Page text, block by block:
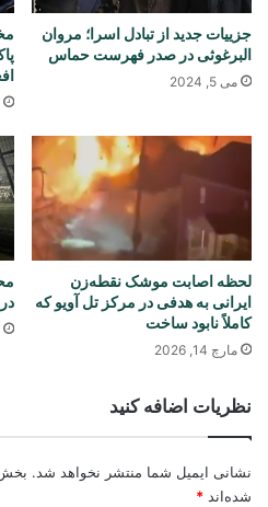
جزییات جدید از تبادل اسرا؛ مروان
البرغوثی در صدر فهرست حماس
می 5, 2024
لحظه اصابت موشک‌ نقطه‌زن
ایرانی به هدفی در مرکز تل آویو که
کاملاً نابود ساخت
مارچ 14, 2026
نظریات اضافه کنید
نشانی ایمیل شما منتشر نخواهد شد.
شده‌اند *